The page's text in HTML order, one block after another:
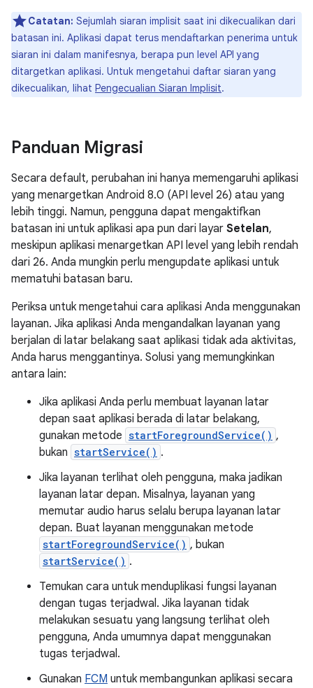
Catatan: Sejumlah siaran implisit saat ini dikecualikan dari
batasan ini. Aplikasi dapat terus mendaftarkan penerima untuk
siaran ini dalam manifesnya, berapa pun level API yang
ditargetkan aplikasi. Untuk mengetahui daftar siaran yang
dikecualikan, lihat Pengecualian Siaran Implisit.
Panduan Migrasi
Secara default, perubahan ini hanya memengaruhi aplikasi
yang menargetkan Android 8.0 (API level 26) atau yang
lebih tinggi. Namun, pengguna dapat mengaktifkan
batasan ini untuk aplikasi apa pun dari layar Setelan,
meskipun aplikasi menargetkan API level yang lebih rendah
dari 26. Anda mungkin perlu mengupdate aplikasi untuk
mematuhi batasan baru.
Periksa untuk mengetahui cara aplikasi Anda menggunakan
layanan. Jika aplikasi Anda mengandalkan layanan yang
berjalan di latar belakang saat aplikasi tidak ada aktivitas,
Anda harus menggantinya. Solusi yang memungkinkan
antara lain:
Jika aplikasi Anda perlu membuat layanan latar
depan saat aplikasi berada di latar belakang,
gunakan metode startForegroundService() ,
bukan startService() .
Jika layanan terlihat oleh pengguna, maka jadikan
layanan latar depan. Misalnya, layanan yang
memutar audio harus selalu berupa layanan latar
depan. Buat layanan menggunakan metode
startForegroundService() , bukan
startService() .
Temukan cara untuk menduplikasi fungsi layanan
dengan tugas terjadwal. Jika layanan tidak
melakukan sesuatu yang langsung terlihat oleh
pengguna, Anda umumnya dapat menggunakan
tugas terjadwal.
Gunakan FCM untuk membangunkan aplikasi secara